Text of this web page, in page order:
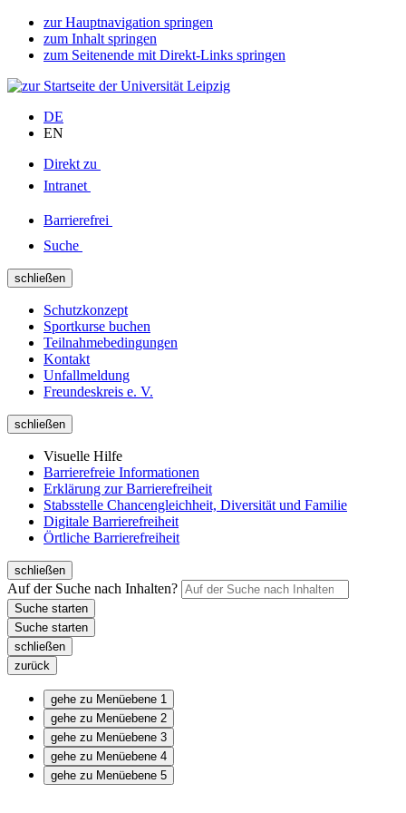
zur Hauptnavigation springen
zum Inhalt springen
zum Seitenende mit Direkt-Links springen
DE
EN
Direkt zu
Intranet
Barrierefrei
Suche
schließen
Schutzkonzept
Sportkurse buchen
Teilnahmebedingungen
Kontakt
Unfallmeldung
Freundeskreis e. V.
schließen
Visuelle Hilfe
Barrierefreie Informationen
Erklärung zur Barrierefreiheit
Stabsstelle Chancengleichheit, Diversität und Familie
Digitale Barrierefreiheit
Örtliche Barrierefreiheit
schließen
Auf der Suche nach Inhalten?
schließen
zurück
gehe zu Menüebene 1
gehe zu Menüebene 2
gehe zu Menüebene 3
gehe zu Menüebene 4
gehe zu Menüebene 5